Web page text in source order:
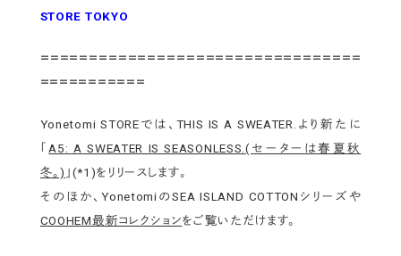
STORE TOKYO
＝＝＝＝＝＝＝＝＝＝＝＝＝＝＝＝＝＝＝＝＝＝＝＝＝＝＝＝＝＝＝＝＝
＝＝＝＝＝＝＝＝＝＝＝
Yonetomi STOREでは、THIS IS A SWEATER.より新たに
「 A5: A SWEATER IS SEASONLESS.(セーターは春夏秋
冬。) 」(*1)をリリースします。
そのほか、YonetomiのSEA ISLAND COTTONシリーズや
COOHEM最新コレクションをご覧いただけます。